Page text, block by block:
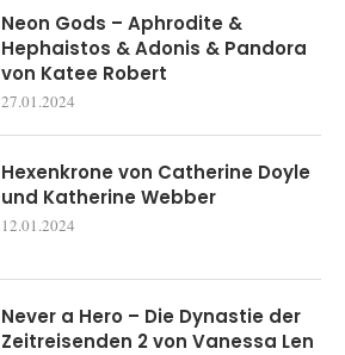
Neon Gods – Aphrodite &
Hephaistos & Adonis & Pandora
von Katee Robert
27.01.2024
Hexenkrone von Catherine Doyle
und Katherine Webber
12.01.2024
Never a Hero – Die Dynastie der
Zeitreisenden 2 von Vanessa Len